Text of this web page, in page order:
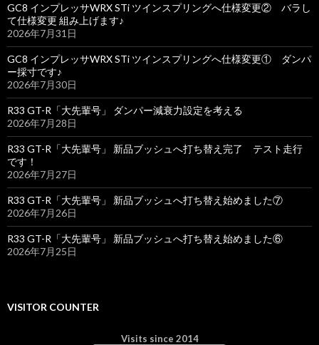
GC8 インプレッサWRX STi ツインスプリングへ仕様変更② バラし
て仕様変更 組み上げます♪
2026年7月31日
GC8 インプレッサWRX STi ツインスプリングへ仕様変更① ダンパ
ー採寸です♪
2026年7月30日
R33 GT-R「大先輩号」 ダンパー減衰力設定を考える
2026年7月28日
R33 GT-R「大先輩号」 新品ブッシュへ打ち替え完了 テスト走行
です！
2026年7月27日
R33 GT-R「大先輩号」 新品ブッシュへ打ち替え始めました⑦
2026年7月26日
R33 GT-R「大先輩号」 新品ブッシュへ打ち替え始めました⑥
2026年7月25日
VISITOR COUNTER
Visits since 2014